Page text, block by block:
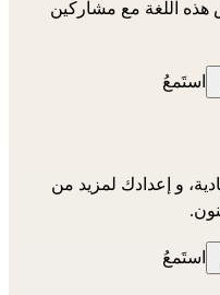
هذه اللغة مع مشاركين
استَمعُ
و إعدادك لمزيد من
استَمعُ